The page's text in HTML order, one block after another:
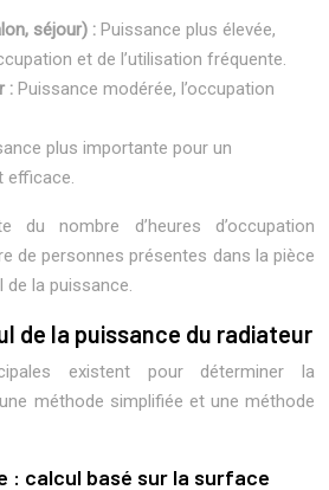
séjour) : Puissance plus élevée,
et de l’utilisation fréquente.
: Puissance modérée, l’occupation
plus importante pour un
efficace.
du nombre d’heures d’occupation
de personnes présentes dans la pièce
de la puissance.
de la puissance du radiateur
existent pour déterminer la
méthode simplifiée et une méthode
: calcul basé sur la surface